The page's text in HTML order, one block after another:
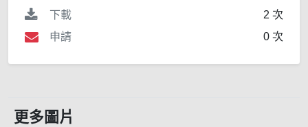
下載
2 次
申請
0 次
更多圖片